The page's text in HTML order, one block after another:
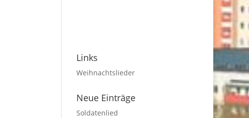
Links
Weihnachtslieder
Neue Einträge
Soldatenlied